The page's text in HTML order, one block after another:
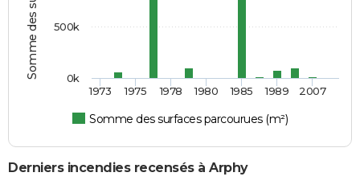
Somme des surfaces parcourues (m²)
1973 1975 1978 1980 1985 1989 2007
0k
500k
Derniers incendies recensés à Arphy